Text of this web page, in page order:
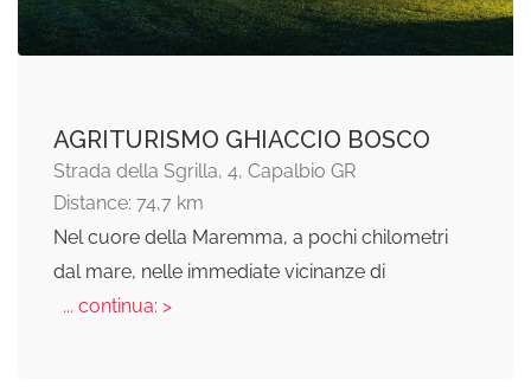
AGRITURISMO GHIACCIO BOSCO
Strada della Sgrilla, 4, Capalbio GR
Distance: 74,7 km
Nel cuore della Maremma, a pochi chilometri
dal mare, nelle immediate vicinanze di
... continua: >